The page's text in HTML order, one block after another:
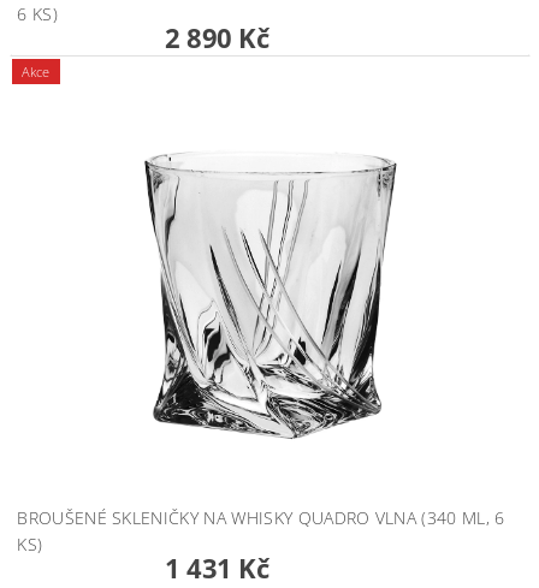
6 KS)
2 890 Kč
Akce
BROUŠENÉ SKLENIČKY NA WHISKY QUADRO VLNA (340 ML, 6
KS)
1 431 Kč